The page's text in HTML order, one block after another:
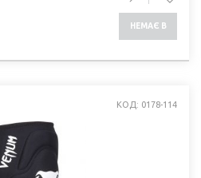
НЕМАЄ В
КОД: 0178-114